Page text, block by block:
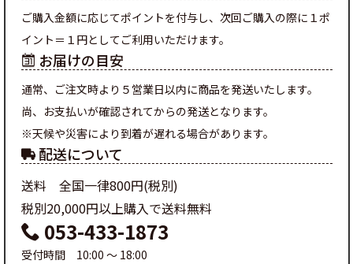
ご購入金額に応じてポイントを付与し、次回ご購入の際に１ポ
イント＝１円としてご利用いただけます。
お届けの目安
通常、ご注文時より５営業日以内に商品を発送いたします。
尚、お支払いが確認されてからの発送となります。
※天候や災害により到着が遅れる場合があります。
配送について
送料 全国一律800円(税別)
税別20,000円以上購入で送料無料
053-433-1873
受付時間 10:00 ～ 18:00